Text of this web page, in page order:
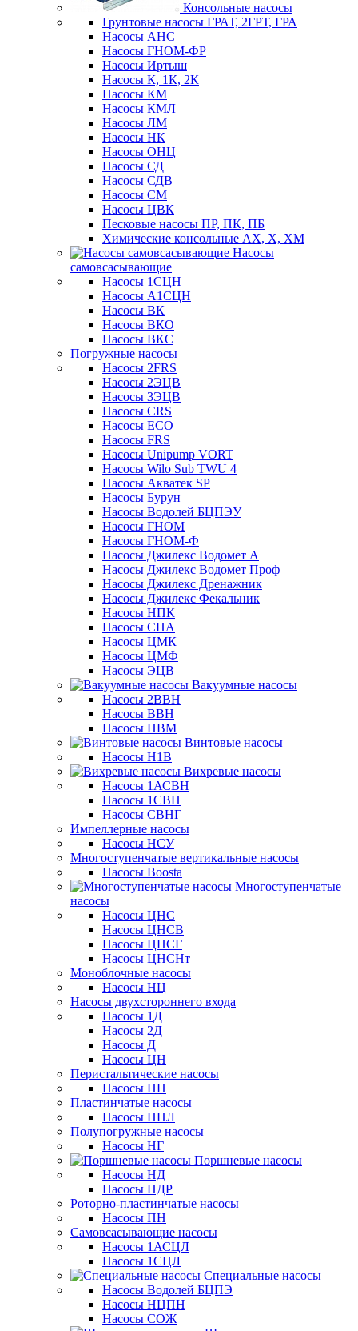
Консольные насосы
Грунтовые насосы ГРАТ, 2ГРТ, ГРА
Насосы АНС
Насосы ГНОМ-ФР
Насосы Иртыш
Насосы К, 1К, 2К
Насосы КМ
Насосы КМЛ
Насосы ЛМ
Насосы НК
Насосы ОНЦ
Насосы СД
Насосы СДВ
Насосы СМ
Насосы ЦВК
Песковые насосы ПР, ПК, ПБ
Химические консольные АХ, Х, ХМ
Насосы
самовсасывающие
Насосы 1СЦН
Насосы А1СЦН
Насосы ВК
Насосы ВКО
Насосы ВКС
Погружные насосы
Насосы 2FRS
Насосы 2ЭЦВ
Насосы 3ЭЦВ
Насосы CRS
Насосы ECO
Насосы FRS
Насосы Unipump VORT
Насосы Wilo Sub TWU 4
Насосы Акватек SP
Насосы Бурун
Насосы Водолей БЦПЭУ
Насосы ГНОМ
Насосы ГНОМ-Ф
Насосы Джилекс Водомет А
Насосы Джилекс Водомет Проф
Насосы Джилекс Дренажник
Насосы Джилекс Фекальник
Насосы НПК
Насосы СПА
Насосы ЦМК
Насосы ЦМФ
Насосы ЭЦВ
Вакуумные насосы
Насосы 2ВВН
Насосы ВВН
Насосы НВМ
Винтовые насосы
Насосы Н1В
Вихревые насосы
Насосы 1АСВН
Насосы 1СВН
Насосы СВНГ
Импеллерные насосы
Насосы НСУ
Многоступенчатые вертикальные насосы
Насосы Boosta
Многоступенчатые
насосы
Насосы ЦНС
Насосы ЦНСВ
Насосы ЦНСГ
Насосы ЦНСНт
Моноблочные насосы
Насосы НЦ
Насосы двухстороннего входа
Насосы 1Д
Насосы 2Д
Насосы Д
Насосы ЦН
Перистальтические насосы
Насосы НП
Пластинчатые насосы
Насосы НПЛ
Полупогружные насосы
Насосы НГ
Поршневые насосы
Насосы НД
Насосы НДР
Роторно-пластинчатые насосы
Насосы ПН
Самовсасывающие насосы
Насосы 1АСЦЛ
Насосы 1СЦЛ
Специальные насосы
Насосы Водолей БЦПЭ
Насосы НЦПН
Насосы СОЖ